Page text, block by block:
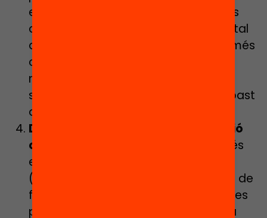
estructuri l’aprenentatge en diverses
activitats de baixa complexitat, per tal
que el retorn que s’hagi de fer sigui més
comprensible. No es tracta de fer
menys feina ni d’avaluar-ne menys,
sinó de fer-ho en petites dosis a l’abast
de l’alumnat.
Doneu pistes per arribar a la solució
correcta
: l’aprenentatge esdevé més
elevat quan la correcció bàsica
(correcte/incorrecte) s’acompanya de
feedback facilitador, és a dir, de pistes
per a que l’alumnat trobi la resposta